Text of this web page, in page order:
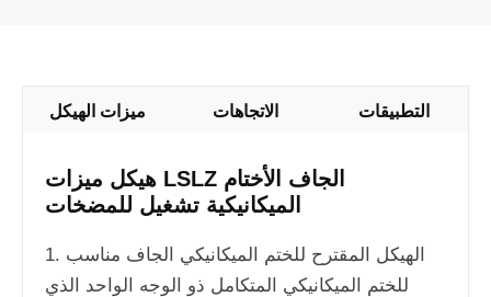
ميزات الهيكل الاتجاهات التطبيقات
هيكل ميزات LSLZ الجاف الأختام
الميكانيكية تشغيل للمضخات
1. الهيكل المقترح للختم الميكانيكي الجاف مناسب
للختم الميكانيكي المتكامل ذو الوجه الواحد الذي